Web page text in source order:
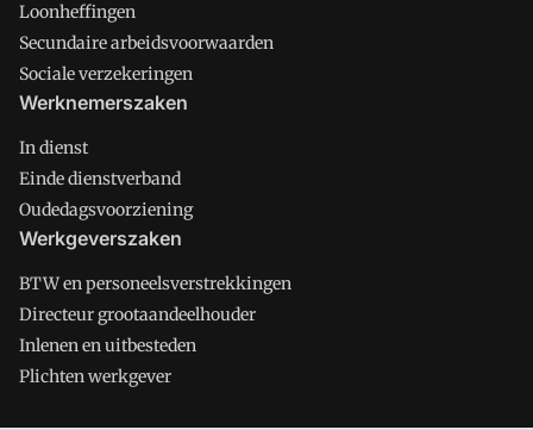
Loonheffingen
Secundaire arbeidsvoorwaarden
Sociale verzekeringen
Werknemerszaken
In dienst
Einde dienstverband
Oudedagsvoorziening
Werkgeverszaken
BTW en personeelsverstrekkingen
Directeur grootaandeelhouder
Inlenen en uitbesteden
Plichten werkgever